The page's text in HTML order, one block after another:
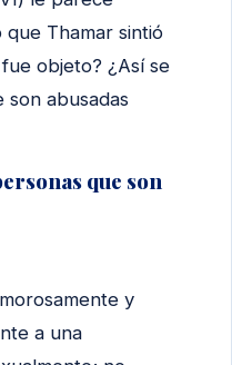
Thamar sintió
objeto? ¿Así se
son abusadas
que son
y
a una